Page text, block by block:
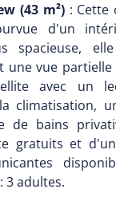
(43 m²): Cette
d'un
spacieuse,
une vue
avec un
climatisation,
de bains
gratuits et d'un
3 adultes.